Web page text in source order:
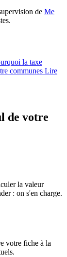
de Me
la taxe
communes Lire
de votre
la valeur
: on s'en charge.
votre fiche à la